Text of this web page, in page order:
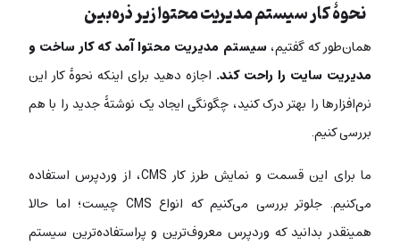
نحوۀ کار سیستم مدیریت محتوا زیر ذره‌بین
همان‌طور که گفتیم، سیستم مدیریت محتوا آمد که کار ساخت و
مدیریت سایت را راحت کند. اجازه دهید برای اینکه نحوۀ کار این
نرم‌افزارها را بهتر درک کنید، چگونگی ایجاد یک نوشتۀ جدید را با هم
بررسی کنیم.
ما برای این قسمت و نمایش طرز کار CMS، از وردپرس استفاده
می‌کنیم. جلوتر بررسی می‌کنیم که انواع CMS چیست؛ اما حالا
همینقدر بدانید که وردپرس معروف‌ترین و پراستفاده‌ترین سیستم